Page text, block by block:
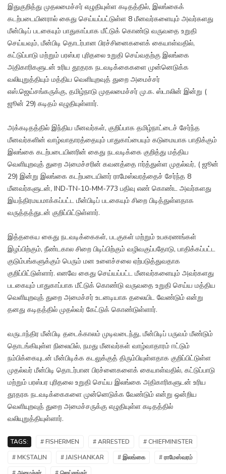
இதுகுறித்து முதலமைச்சர் எழுதியுள்ள கடிதத்தில், இலங்கைக்
கடற்படையினரால் கைது செய்யப்பட்டுள்ள 8 மீனவர்களையும் அவர்களது
மீன்பிடிப் படகையும் பாதுகாப்பாக மீட்டுக் கொண்டு வருவதை உறுதி
செய்யவும், மீன்பிடி தொடர்பான பிரச்சினைகளைக் கையாள்வதில்,
கட்டுப்பாடு மற்றும் பரஸ்பர புரிதலை உறுதி செய்வதற்கு இலங்கை
அதிகாரிகளுடன் உரிய தூதரக நடவடிக்கைகளை முன்னெடுக்க
வலியுறுத்தியும் மத்திய வெளியுறவுத் துறை அமைச்சர்
எஸ்.ஜெய்சங்கருக்கு, தமிழ்நாடு முதலமைச்சர் மு.க. ஸ்டாலின் இன்று (
ஜூன் 29) கடிதம் எழுதியுள்ளார்.
அக்கடிதத்தில் இந்திய மீனவர்கள், குறிப்பாக தமிழ்நாட்டைச் சேர்ந்த
மீனவர்களின் வாழ்வாதாரத்தையும் பாதுகாப்பையும் கடுமையாக பாதிக்கும்
இலங்கை கடற்படையினரின் கைது நடவடிக்கை குறித்து மத்திய
வெளியுறவுத் துறை அமைச்சரின் கவனத்தை ஈர்த்துள்ள முதல்வர், ( ஜூன்
29) இன்று இலங்கை கடற்படையினர் ராமேஸ்வரத்தைச் சேர்ந்த 8
மீனவர்களுடன், IND-TN-10-MM-773 பதிவு எண் கொண்ட அவர்களது
இயந்திரமயமாக்கப்பட்ட மீன்பிடிப் படகையும் சிறை பிடித்துள்ளதாக
வருத்தத்துடன் குறிப்பிட்டுள்ளார்.
இத்தகைய கைது நடவடிக்கைகள், படகுகள் மற்றும் உபகரணங்கள்
இழப்பிற்கும், நீண்டகால சிறை பிடிப்பிற்கும் வழிவகுப்பதோடு, பாதிக்கப்பட்ட
குடும்பங்களுக்கும் பெரும் மன உளைச்சலை ஏற்படுத்துவதாக
குறிப்பிட்டுள்ளார். எனவே கைது செய்யப்பட்ட மீனவர்களையும் அவர்களது
படகையும் பாதுகாப்பாக மீட்டுக் கொண்டு வருவதை உறுதி செய்ய மத்திய
வெளியுறவுத் துறை அமைச்சர் உடனடியாக தலையிட வேண்டும் என்று
தனது கடிதத்தில் முதல்வர் கேட்டுக் கொண்டுள்ளார்.
வருடாந்திர மீன்பிடி தடைக்காலம் முடிவடைந்து, மீன்பிடிப் பருவம் மீண்டும்
தொடங்கியுள்ள நிலையில், நமது மீனவர்கள் வாழ்வாதாரம் ஈட்டும்
நம்பிக்கையுடன் மீன்பிடிக்க கடலுக்குத் திரும்பியுள்ளதாக குறிப்பிட்டுள்ள
முதல்வர் மீன்பிடி தொடர்பான பிரச்னைகளைக் கையாள்வதில், கட்டுப்பாடு
மற்றும் பரஸ்பர புரிதலை உறுதி செய்ய இலங்கை அதிகாரிகளுடன் உரிய
தூதரக நடவடிக்கைகளை முன்னெடுக்க வேண்டும் என்று ஒன்றிய
வெளியுறவுத் துறை அமைச்சருக்கு எழுதியுள்ள கடிதத்தில்
வலியுறுத்தியுள்ளார்.
TAGS: # FISHERMEN # ARRESTED
# CHIEFMINISTER
# MKSTALIN
# JAISHANKAR # இலங்கை
# ராமேஸ்வரம்